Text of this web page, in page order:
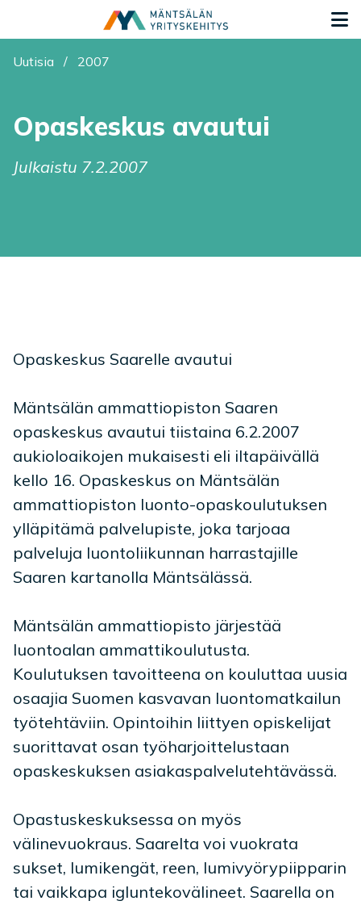
Olet tässä:
Uutisia / 2007
Opaskeskus avautui
Julkaistu 7.2.2007
Opaskeskus Saarelle avautui
Mäntsälän ammattiopiston Saaren
opaskeskus avautui tiistaina 6.2.2007
aukioloaikojen mukaisesti eli iltapäivällä
kello 16. Opaskeskus on Mäntsälän
ammattiopiston luonto-opaskoulutuksen
ylläpitämä palvelupiste, joka tarjoaa
palveluja luontoliikunnan harrastajille
Saaren kartanolla Mäntsälässä.
Mäntsälän ammattiopisto järjestää
luontoalan ammattikoulutusta.
Koulutuksen tavoitteena on kouluttaa uusia
osaajia Suomen kasvavan luontomatkailun
työtehtäviin. Opintoihin liittyen opiskelijat
suorittavat osan työharjoittelustaan
opaskeskuksen asiakaspalvelutehtävässä.
Opastuskeskuksessa on myös
välinevuokraus. Saarelta voi vuokrata
sukset, lumikengät, reen, lumivyörypiipparin
tai vaikkapa igluntekovälineet. Saarella on